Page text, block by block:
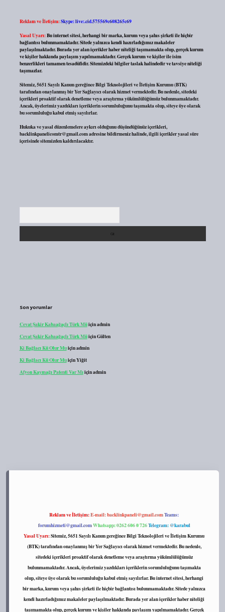
Reklam ve İletişim:Skype: live:.cid.575569c608265c69
Yasal Uyarı:Bu internet sitesi, herhangi bir marka, kurum veya şahıs şirketi ile hiçbir
bağlantısı bulunmamaktadır. Sitede yalnızca kendi hazırladığımız makaleler
paylaşılmaktadır. Burada yer alan içerikler haber niteliği taşımamakta olup, gerçek kurum
ve kişiler hakkında paylaşım yapılmamaktadır. Gerçek kurum ve kişiler ile isim
benzerlikleri tamamen tesadüfidir. Sitemizdeki bilgiler taslak halindedir ve tavsiye niteliği
taşımazlar.
Sitemiz, 5651 Sayılı Kanun gereğince Bilgi Teknolojileri ve İletişim Kurumu (BTK)
tarafından onaylanmış bir Yer Sağlayıcı olarak hizmet vermektedir. Bu nedenle, sitedeki
içerikleri proaktif olarak denetleme veya araştırma yükümlülüğümüz bulunmamaktadır.
Ancak, üyelerimiz yazdıkları içeriklerin sorumluluğunu taşımakta olup, siteye üye olarak
bu sorumluluğu kabul etmiş sayılırlar.
Hukuka ve yasal düzenlemelere aykırı olduğunu düşündüğünüz içerikleri,
backlinkpanelicomtr@gmail.comadresine bildirmeniz halinde, ilgili içerikler yasal süre
içerisinde sitemizden kaldırılacaktır.
Son yorumlar
Cevat Şakir Kabaağaçlı Türk Müiçinadmin
Cevat Şakir Kabaağaçlı Türk MüiçinGülten
Ki Bağlacı Kü Olur Muiçinadmin
Ki Bağlacı Kü Olur MuiçinYiğit
Afyon Kaymağı Patenti Var Mı içinadmin
Reklam ve İletişim:E-mail:backlinkpaneli@gmail.comTeams:
forumhizmeti@gmail.comWhatsapp: 0262 606 0 726Telegram: @karabul
Yasal Uyarı:Sitemiz, 5651 Sayılı Kanun gereğince Bilgi Teknolojileri ve İletişim Kurumu
(BTK) tarafından onaylanmış bir Yer Sağlayıcı olarak hizmet vermektedir. Bu nedenle,
sitedeki içerikleri proaktif olarak denetleme veya araştırma yükümlülüğümüz
bulunmamaktadır. Ancak, üyelerimiz yazdıkları içeriklerin sorumluluğunu taşımakta
olup, siteye üye olarak bu sorumluluğu kabul etmiş sayılırlar. Bu internet sitesi, herhangi
bir marka, kurum veya şahıs şirketi ile hiçbir bağlantısı bulunmamaktadır. Sitede yalnızca
kendi hazırladığımız makaleler paylaşılmaktadır. Burada yer alan içerikler haber niteliği
taşımamakta olup, gerçek kurum ve kişiler hakkında paylaşım yapılmamaktadır. Gerçek